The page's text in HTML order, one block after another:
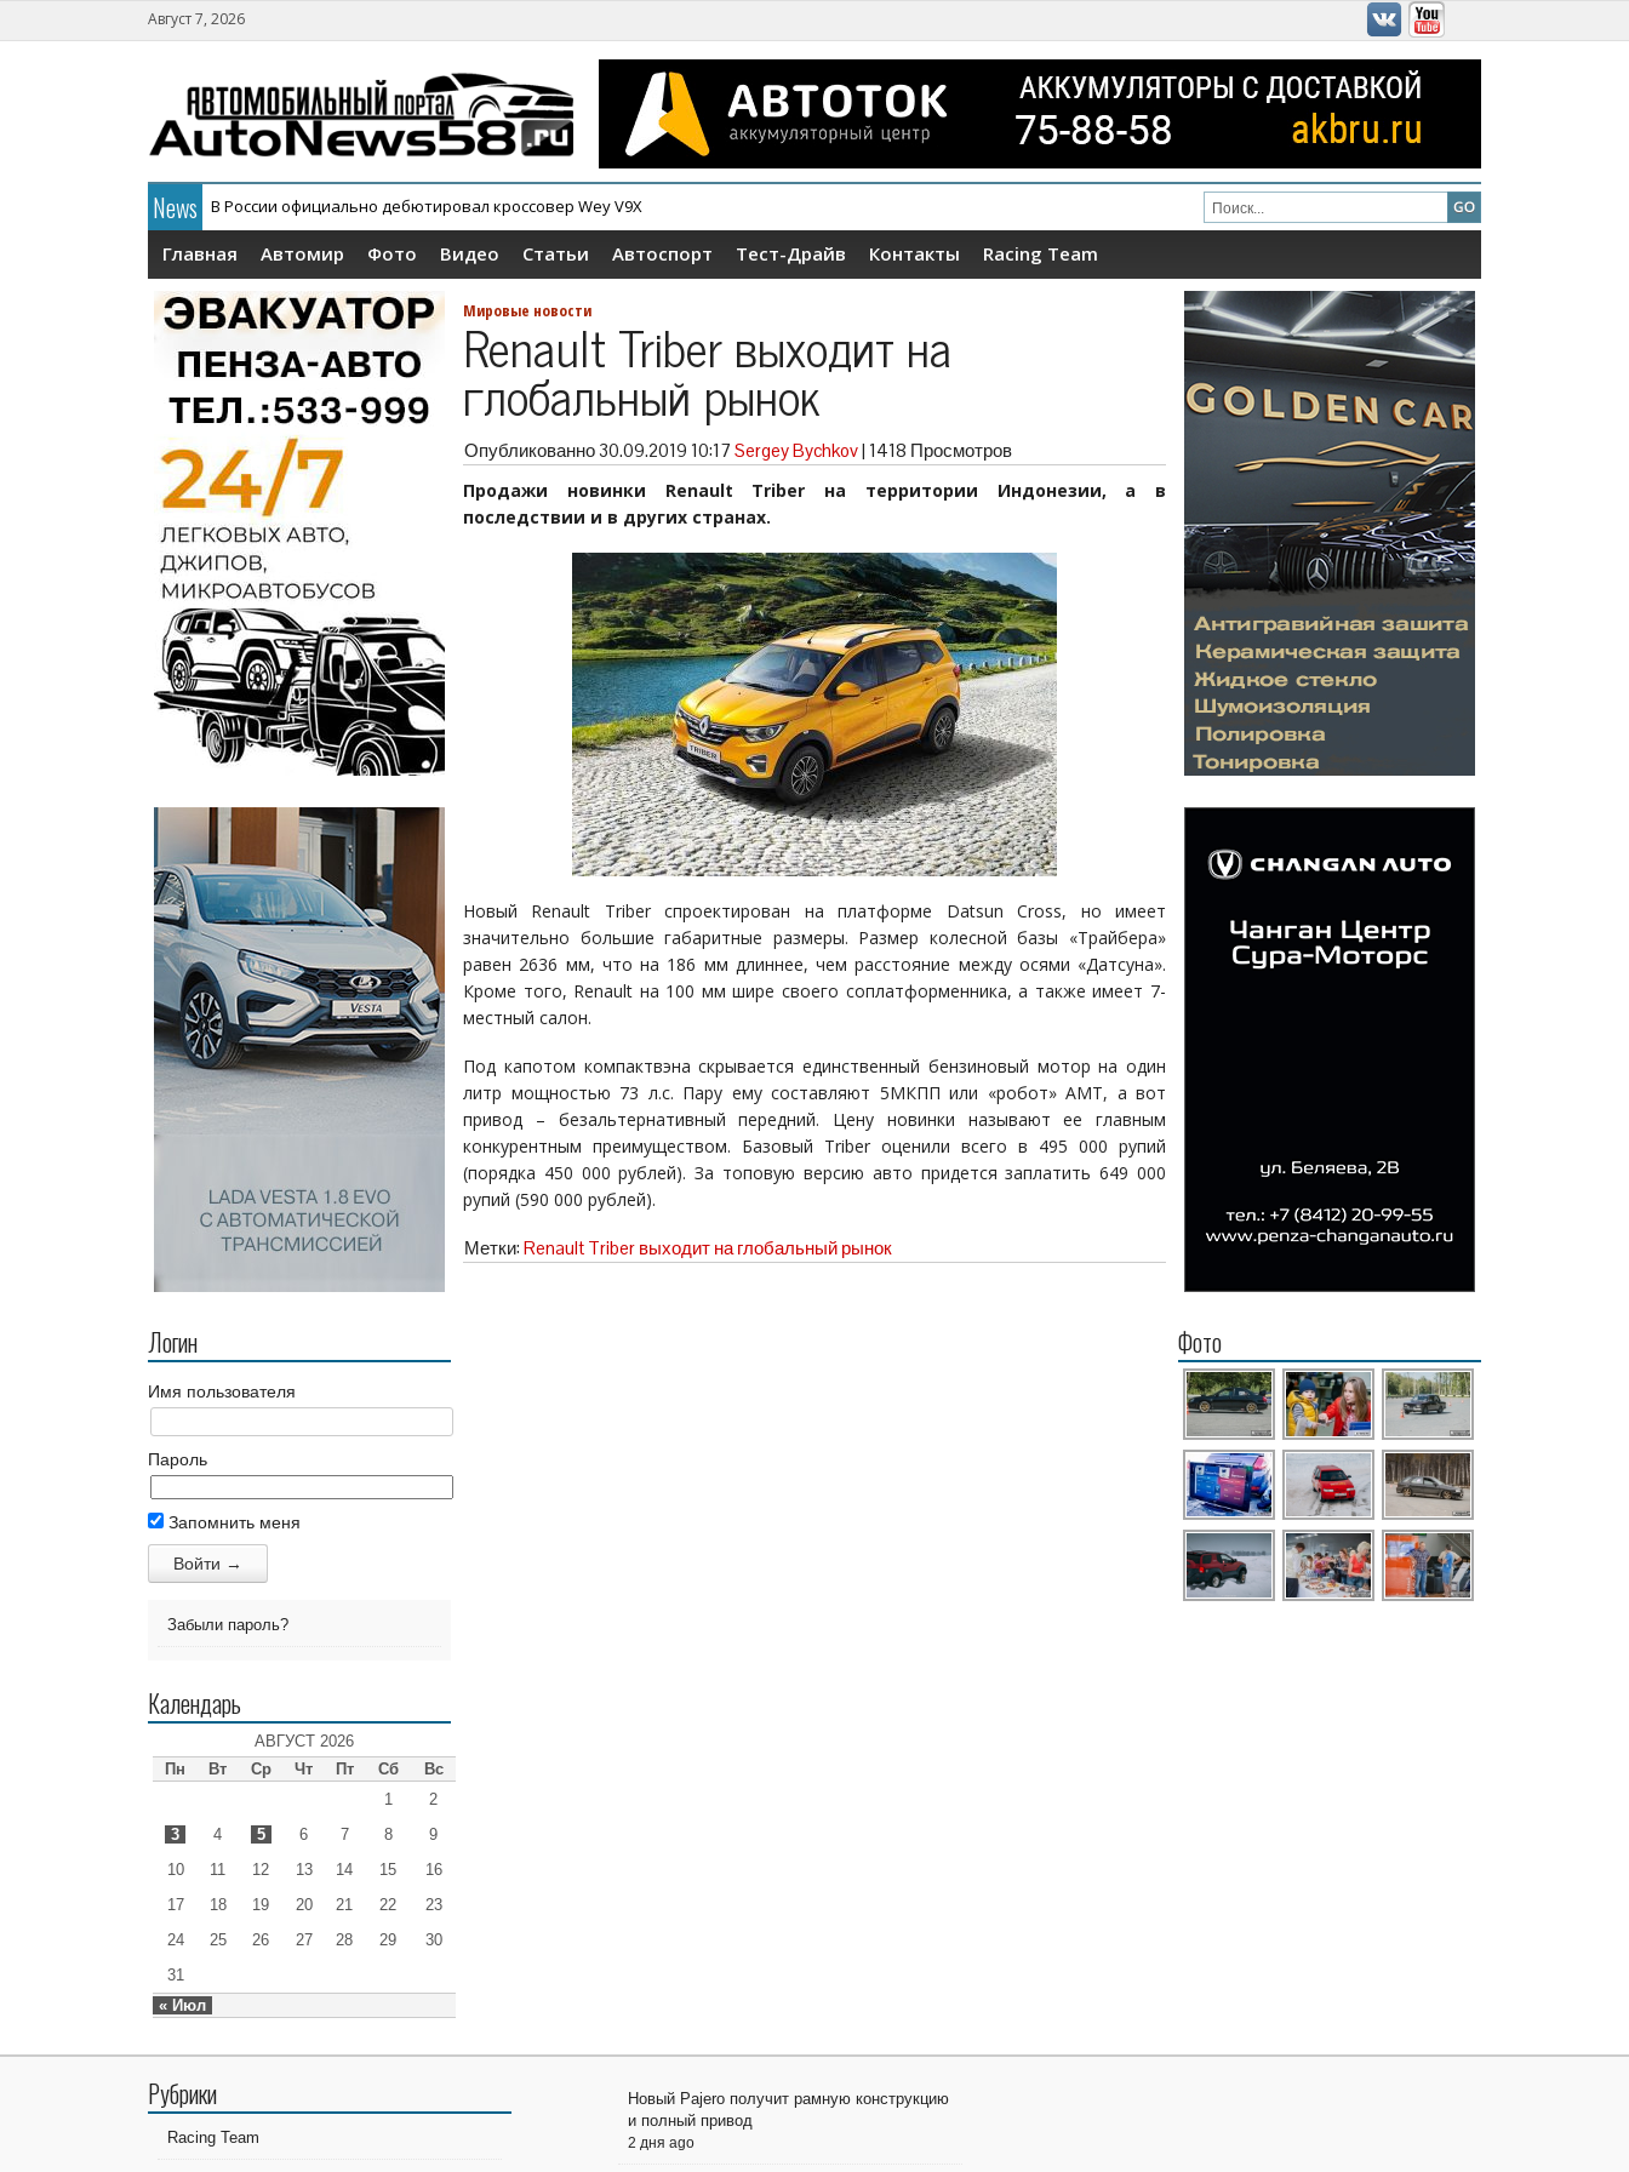
Август 7, 2026
News
В России официально дебютировал кроссовер Wey V9X
АГР официально снял с конвейера кроссовер Tenet T4
Главная Автомир Фото Видео Статьи Автоспорт Тест-Драйв Контакты Racing Team
Логин
Имя пользователя
Пароль
Запомнить меня
Забыли пароль?
Календарь
АВГУСТ 2026
Пн
Вт Ср Чт Пт Сб Вс
« Июл
1
2
3
4 5 6 7 8
9
10
11 12 13 14 15
16
17
18 19 20 21 22
23
24
25 26 27 28 29
30
31
Мировые новости
Renault Triber выходит на
глобальный рынок
Опубликованно30.09.2019 10:17 Sergey Bychkov| 1418 Просмотров
Продажи новинки Renault Triber на территории Индонезии, а в
последствии и в других странах.
Новый Renault Triber спроектирован на платформе Datsun Cross, но имеет
значительно большие габаритные размеры. Размер колесной базы «Трайбера»
равен 2636 мм, что на 186 мм длиннее, чем расстояние между осями «Датсуна».
Кроме того, Renault на 100 мм шире своего соплатформенника, а также имеет 7-
местный салон.
Под капотом компактвэна скрывается единственный бензиновый мотор на один
литр мощностью 73 л.с. Пару ему составляют 5МКПП или «робот» AMT, а вот
привод – безальтернативный передний. Цену новинки называют ее главным
конкурентным преимуществом. Базовый Triber оценили всего в 495 000 рупий
(порядка 450 000 рублей). За топовую версию авто придется заплатить 649 000
рупий (590 000 рублей).
Метки: Renault Triber выходит на глобальный рынок
Фото
Рубрики
Racing Team
Новый Pajero получит рамную конструкцию
и полный привод
2 дня ago